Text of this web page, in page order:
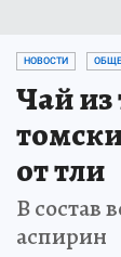
НОВОСТИ
Чай
от тли
В состав
аспирин